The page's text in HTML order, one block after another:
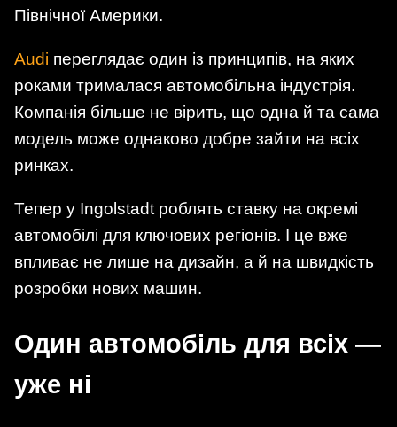
Північної Америки.
Audi переглядає один із принципів, на яких
роками трималася автомобільна індустрія.
Компанія більше не вірить, що одна й та сама
модель може однаково добре зайти на всіх
ринках.
Тепер у Ingolstadt роблять ставку на окремі
автомобілі для ключових регіонів. І це вже
впливає не лише на дизайн, а й на швидкість
розробки нових машин.
Один автомобіль для всіх —
уже ні